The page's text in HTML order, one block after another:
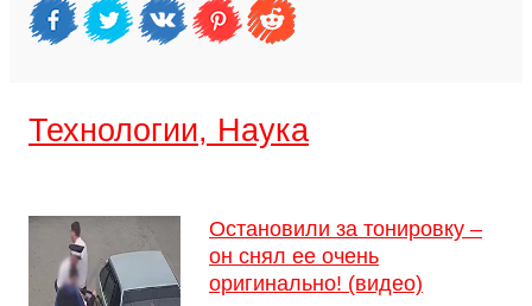
Технологии, Наука
Остановили за тонировку –
он снял ее очень
оригинально! (видео)